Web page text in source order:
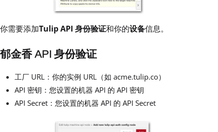
你需要添加Tulip API 身份验证和你的设备信息。
郁金香 API 身份验证
工厂 URL：你的实例 URL（如 acme.tulip.co）
API 密钥：您设置的机器 API 的 API 密钥
API Secret：您设置的机器 API 的 API Secret